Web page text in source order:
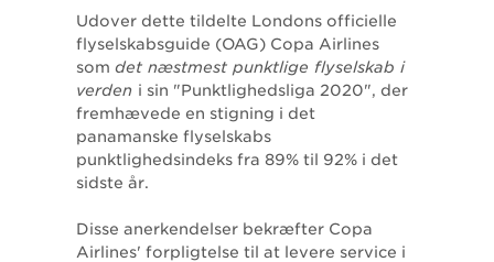
Udover dette tildelte Londons officielle
flyselskabsguide (OAG) Copa Airlines
som det næstmest punktlige flyselskab i
verden i sin "Punktlighedsliga 2020", der
fremhævede en stigning i det
panamanske flyselskabs
punktlighedsindeks fra 89% til 92% i det
sidste år.
Disse anerkendelser bekræfter Copa
Airlines' forpligtelse til at levere service i